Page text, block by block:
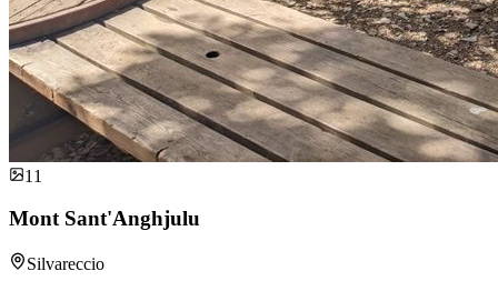
11
Mont Sant'Anghjulu
Silvareccio